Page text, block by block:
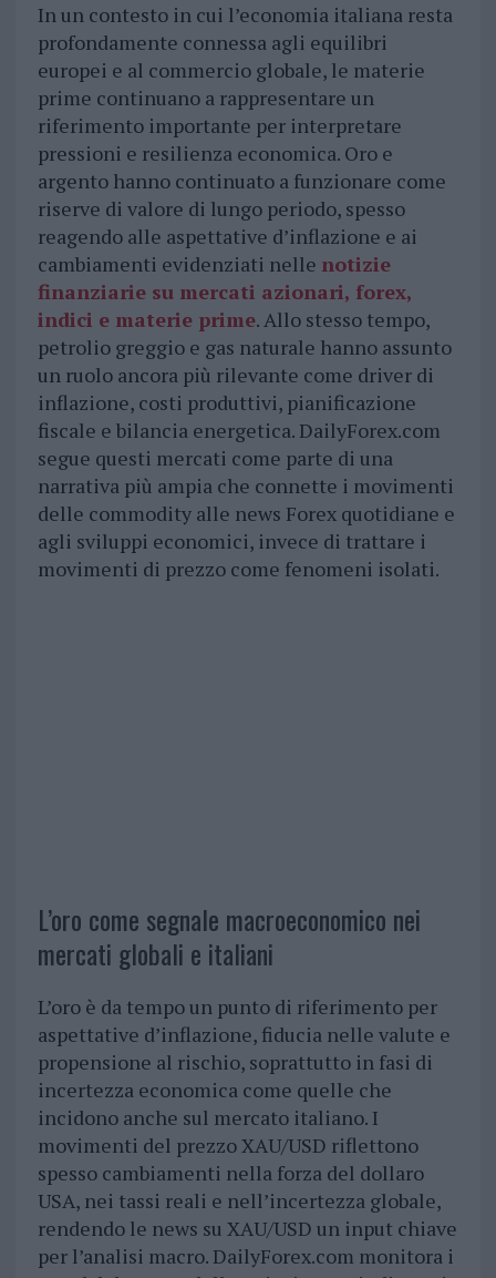
In un contesto in cui l’economia italiana resta
profondamente connessa agli equilibri
europei e al commercio globale, le materie
prime continuano a rappresentare un
riferimento importante per interpretare
pressioni e resilienza economica. Oro e
argento hanno continuato a funzionare come
riserve di valore di lungo periodo, spesso
reagendo alle aspettative d’inflazione e ai
cambiamenti evidenziati nelle notizie
finanziarie su mercati azionari, forex,
indici e materie prime. Allo stesso tempo,
petrolio greggio e gas naturale hanno assunto
un ruolo ancora più rilevante come driver di
inflazione, costi produttivi, pianificazione
fiscale e bilancia energetica. DailyForex.com
segue questi mercati come parte di una
narrativa più ampia che connette i movimenti
delle commodity alle news Forex quotidiane e
agli sviluppi economici, invece di trattare i
movimenti di prezzo come fenomeni isolati.
L’oro come segnale macroeconomico nei
mercati globali e italiani
L’oro è da tempo un punto di riferimento per
aspettative d’inflazione, fiducia nelle valute e
propensione al rischio, soprattutto in fasi di
incertezza economica come quelle che
incidono anche sul mercato italiano. I
movimenti del prezzo XAU/USD riflettono
spesso cambiamenti nella forza del dollaro
USA, nei tassi reali e nell’incertezza globale,
rendendo le news su XAU/USD un input chiave
per l’analisi macro. DailyForex.com monitora i